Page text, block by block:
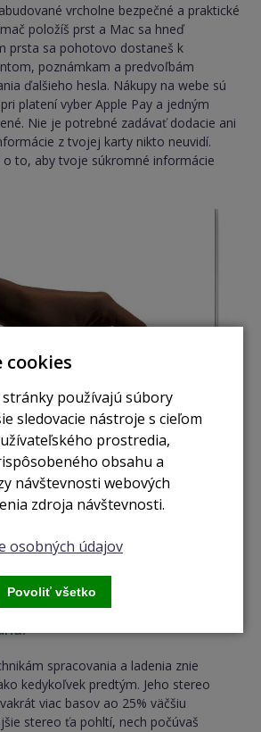
vrcholne bezpečné a praktické
položíš prst a Mac sa hneď
prsta sa pohotovo dostaneš k
poznámkam a predvoľbám
ďalšieho hesla. Nákupy na webe sú
platení vyber Apple Pay a jedným
Nie je potrebné zadávať dodacie ani
z tvojej karty nikto neuvidí.
to, aby tvoje súkromné informácie
T2 Security – druhú generáciu
Apple vyvinul, aby bol MacBook Air
keď Mac pomocou Touch ID
totožnosť pri otváraní dokumentu
na webe, zostanú tvoje
A vďaka šifrovaniu za behu sa všetky
ukladajú plne zašifrované.
spracovania a ladenia znie
kedykoľvek predtým. Jeho stereo
viac basov ao 25% väčšiu
stereo ťa pohltí, nech počúvaš
cookies
používajú súbory
sledovacie nástroje s cieľom
prostredia,
obsahu a
návštevnosti webových
zdroja návštevnosti.
osobných údajov
Povoliť všetko